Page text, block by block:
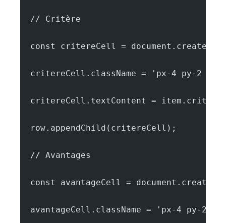
  // Critère
const critereCell =
critereCell.className = 'px-4 py-2
critereCell.textContent =
  row.appendChild(critereCell);
  // Avantages
const avantageCell =
avantageCell.className = 'px-4 py-2